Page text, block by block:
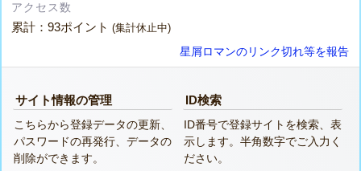
アクセス数
累計：93ポイント(集計休止中)
星屑ロマンのリンク切れ等を報告
サイト情報の管理
こちらから登録データの更新、
パスワードの再発行、データの
削除ができます。
ID検索
ID番号で登録サイトを検索、表
示します。半角数字でご入力く
ださい。